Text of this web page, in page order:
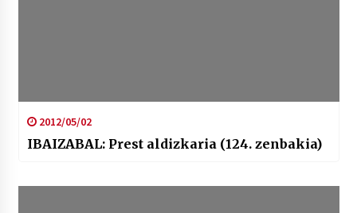
2012/05/02
IBAIZABAL: Prest aldizkaria (124. zenbakia)